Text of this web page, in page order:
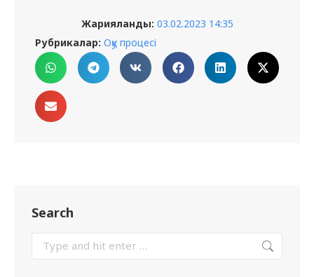
Жарияланды: 03.02.2023 14:35
Рубрикалар: Оқу процесі
Search